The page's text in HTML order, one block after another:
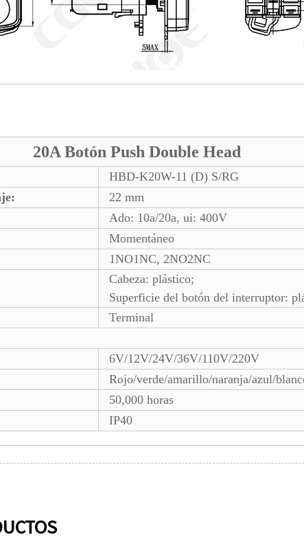
20A Botón Push Double Head
HBD-K20W-11 (D) S/RG
22 mm
Ado: 10a/20a, ui: 400V
Momentáneo
1NO1NC, 2NO2NC
Cabeza: plástico;
Superficie del botón del interruptor:
Terminal
6V/12V/24V/36V/110V/220V
Rojo/verde/amarillo/naranja/azul/
50,000 horas
IP40